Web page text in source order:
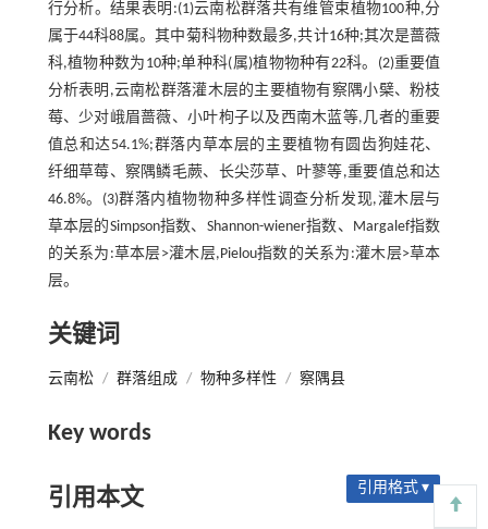
行分析。结果表明:(1)云南松群落共有维管束植物100种,分
属于44科88属。其中菊科物种数最多,共计16种;其次是蔷薇
科,植物种数为10种;单种科(属)植物物种有22科。(2)重要值
分析表明,云南松群落灌木层的主要植物有察隅小檗、粉枝
莓、少对峨眉蔷薇、小叶枸子以及西南木蓝等,几者的重要
值总和达54.1%;群落内草本层的主要植物有圆齿狗娃花、
纤细草莓、察隅鳞毛蕨、长尖莎草、叶蓼等,重要值总和达
46.8%。(3)群落内植物物种多样性调查分析发现,灌木层与
草本层的Simpson指数、Shannon-wiener指数、Margalef指数
的关系为:草本层>灌木层,Pielou指数的关系为:灌木层>草本
层。
关键词
云南松 / 群落组成 / 物种多样性 / 察隅县
Key words
引用本文 引用格式 ▾